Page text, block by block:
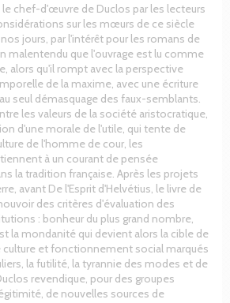
chef-d'œuvre de Duclos par les lecteurs
sur les mœurs de ce siècle
jours, par l'intérêt pour les romans de
malentendu que l'ouvrage est lu comme
alors qu'il rompt avec la perspective
de la maxime, avec une écriture
seul démasquage des faux-semblants.
les valeurs de la société aristocratique,
d'une morale de l'utile, qui tente de
de l'homme de cour, les
à un courant de pensée
la tradition française. Après les projets
avant De l'Esprit d'Helvétius, le livre de
des critères d'évaluation des
: bonheur du plus grand nombre,
la mondanité qui devient alors la cible de
et fonctionnement social marqués
la futilité, la tyrannie des modes et de
revendique, pour des groupes
de nouvelles sources de